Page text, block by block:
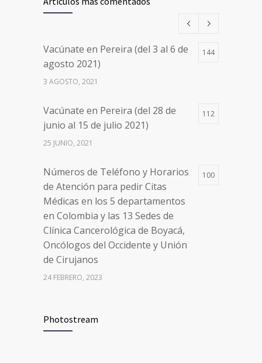
años
Números de Teléfono y Horarios
de Atención para pedir Citas
Médicas en los 5 departamentos
Clínica Cancerológica de Boyacá,
Oncólogos del Occidente y Unión
de Cirujanos
Vacúnate en Pereira (del 3 al 6 de
agosto 2021)
144
3 AGOSTO, 2021
Vacúnate en Pereira (del 28 de
junio al 15 de julio 2021)
112
25 JUNIO, 2021
Números de Teléfono y Horarios
de Atención para pedir Citas
Médicas en los 5 departamentos
en Colombia y las 13 Sedes de
Clínica Cancerológica de Boyacá,
Oncólogos del Occidente y Unión
de Cirujanos
100
24 FEBRERO, 2023
junio 2021)
Photostream